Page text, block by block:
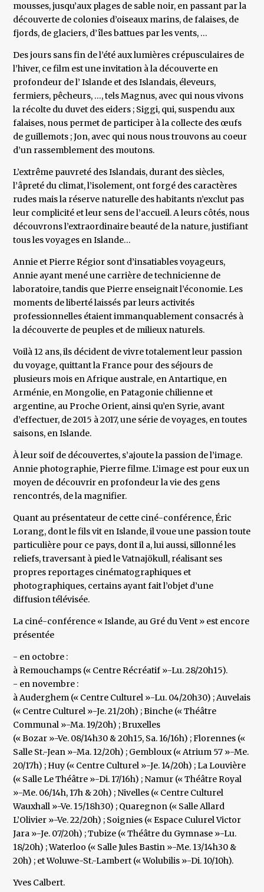
mousses, jusqu’aux plages de sable noir, en passant par la
découverte de colonies d’oiseaux marins, de falaises, de
fjords, de glaciers, d’îles battues par les vents, …
Des jours sans fin de l’été aux lumières crépusculaires de
l’hiver, ce film est une invitation à la découverte en
profondeur de l’ Islande et des Islandais, éleveurs,
fermiers, pêcheurs, …, tels Magnus, avec qui nous vivons
la récolte du duvet des eiders ; Siggi, qui, suspendu aux
falaises, nous permet de participer à la collecte des œufs
de guillemots ; Jon, avec qui nous nous trouvons au coeur
d’un rassemblement des moutons.
L’extrême pauvreté des Islandais, durant des siècles,
l’âpreté du climat, l’isolement, ont forgé des caractères
rudes mais la réserve naturelle des habitants n’exclut pas
leur complicité et leur sens de l’accueil. A leurs côtés, nous
découvrons l’extraordinaire beauté de la nature, justifiant
tous les voyages en Islande…
Annie et Pierre Régior sont d’insatiables voyageurs,
Annie ayant mené une carrière de technicienne de
laboratoire, tandis que Pierre enseignait l’économie. Les
moments de liberté laissés par leurs activités
professionnelles étaient immanquablement consacrés à
la découverte de peuples et de milieux naturels.
Voilà 12 ans, ils décident de vivre totalement leur passion
du voyage, quittant la France pour des séjours de
plusieurs mois en Afrique australe, en Antartique, en
Arménie, en Mongolie, en Patagonie chilienne et
argentine, au Proche Orient, ainsi qu’en Syrie, avant
d’effectuer, de 2015 à 2017, une série de voyages, en toutes
saisons, en Islande.
À leur soif de découvertes, s’ajoute la passion de l’image.
Annie photographie, Pierre filme. L’image est pour eux un
moyen de découvrir en profondeur la vie des gens
rencontrés, de la magnifier.
Quant au présentateur de cette ciné-conférence, Éric
Lorang, dont le fils vit en Islande, il voue une passion toute
particulière pour ce pays, dont il a, lui aussi, sillonné les
reliefs, traversant à pied le Vatnajökull, réalisant ses
propres reportages cinématographiques et
photographiques, certains ayant fait l’objet d’une
diffusion télévisée.
La ciné-conférence « Islande, au Gré du Vent » est encore
présentée
- en octobre :
à Remouchamps (« Centre Récréatif »-Lu. 28/20h15).
- en novembre :
à Auderghem (« Centre Culturel »-Lu. 04/20h30) ; Auvelais
(« Centre Culturel »-Je. 21/20h) ; Binche (« Théâtre
Communal »-Ma. 19/20h) ; Bruxelles
(« Bozar »-Ve. 08/14h30 & 20h15, Sa. 16/16h) ; Florennes («
Salle St.-Jean »-Ma. 12/20h) ; Gembloux (« Atrium 57 »-Me.
20/17h) ; Huy (« Centre Culturel »-Je. 14/20h) ; La Louvière
(« Salle Le Théâtre »-Di. 17/16h) ; Namur (« Théâtre Royal
»-Me. 06/14h, 17h & 20h) ; Nivelles (« Centre Culturel
Wauxhall »-Ve. 15/18h30) ; Quaregnon (« Salle Allard
L’Olivier »-Ve. 22/20h) ; Soignies (« Espace Culurel Victor
Jara »-Je. 07/20h) ; Tubize (« Théâtre du Gymnase »-Lu.
18/20h) ; Waterloo (« Salle Jules Bastin »-Me. 13/14h30 &
20h) ; et Woluwe-St.-Lambert (« Wolubilis »-Di. 10/10h).
Yves Calbert.